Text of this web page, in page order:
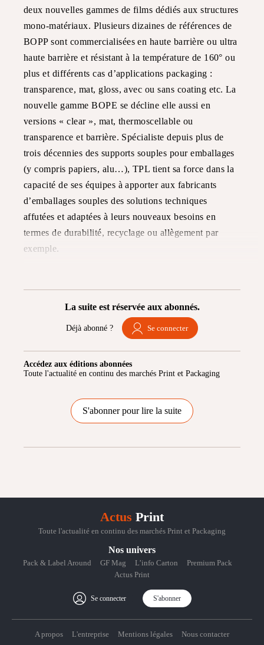
deux nouvelles gammes de films dédiés aux structures
mono-matériaux. Plusieurs dizaines de références de
BOPP sont commercialisées en haute barrière ou ultra
haute barrière et résistant à la température de 160° ou
plus et différents cas d’applications packaging :
transparence, mat, gloss, avec ou sans coating etc. La
nouvelle gamme BOPE se décline elle aussi en
versions « clear », mat, thermoscellable ou
transparence et barrière. Spécialiste depuis plus de
trois décennies des supports souples pour emballages
(y compris papiers, alu…), TPL tient sa force dans la
capacité de ses équipes à apporter aux fabricants
d’emballages souples des solutions techniques
affutées et adaptées à leurs nouveaux besoins en
termes de durabilité, recyclage ou allègement par
exemple.
La suite est réservée aux abonnés.
Déjà abonné ? Se connecter
Accédez aux éditions abonnées
Toute l'actualité en continu des marchés Print et Packaging
S'abonner pour lire la suite
Actus Print
Toute l'actualité en continu des marchés Print et Packaging
Nos univers
Pack & Label Around GF Mag L’info Carton
Premium Pack
Actus Print
Se connecter S'abonner
A propos L'entreprise Mentions légales Nous contacter